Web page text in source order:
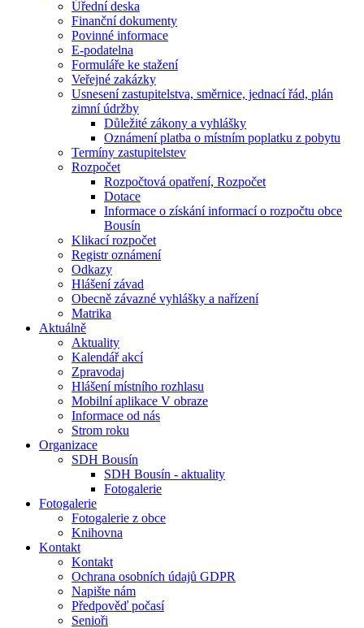
Úřední deska
Finanční dokumenty
Povinné informace
E-podatelna
Formuláře ke stažení
Veřejné zakázky
Usnesení zastupitelstva, směrnice, jednací řád, plán
zimní údržby
Důležité zákony a vyhlášky
Oznámení platba o místním poplatku z pobytu
Termíny zastupitelstev
Rozpočet
Rozpočtová opatření, Rozpočet
Dotace
Informace o získání informací o rozpočtu obce
Bousín
Klikací rozpočet
Registr oznámení
Odkazy
Hlášení závad
Obecně závazné vyhlášky a nařízení
Matrika
Aktuálně
Aktuality
Kalendář akcí
Zpravodaj
Hlášení místního rozhlasu
Mobilní aplikace V obraze
Informace od nás
Strom roku
Organizace
SDH Bousín
SDH Bousín - aktuality
Fotogalerie
Fotogalerie
Fotogalerie z obce
Knihovna
Kontakt
Kontakt
Ochrana osobních údajů GDPR
Napište nám
Předpověď počasí
Senioři